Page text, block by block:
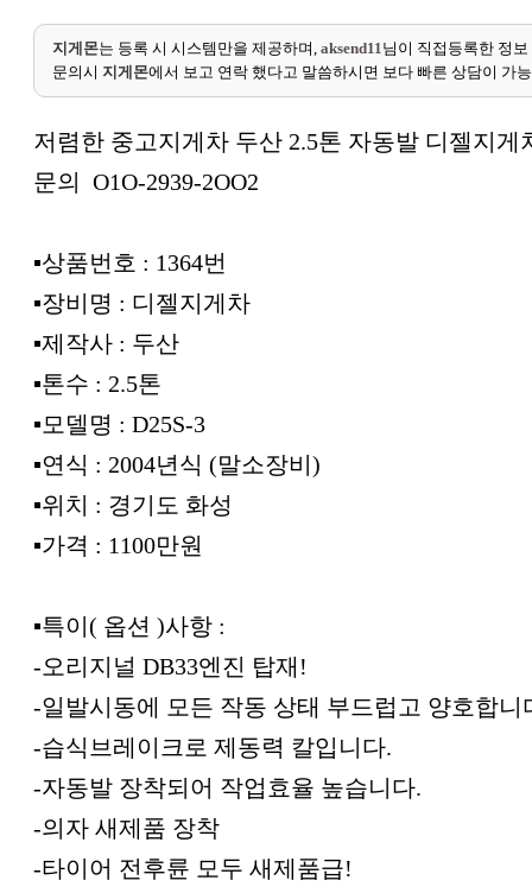
지게몬는 등록 시 시스템만을 제공하며, aksend11 님이 직접등록한 정
문의시 지게몬에서 보고 연락 했다고 말씀하시면 보다 빠른 상담이 가
저렴한 중고지게차 두산 2.5톤 자동발 디젤지게
문의 O1O-2939-2OO2
▪︎상품번호 : 1364번
▪︎장비명 : 디젤지게차
▪︎제작사 : 두산
▪︎톤수 : 2.5톤
▪︎모델명 : D25S-3
▪︎연식 : 2004년식 (말소장비)
▪︎위치 : 경기도 화성
▪︎가격 : 1100만원
▪︎특이( 옵션 )사항 :
-오리지널 DB33엔진 탑재!
-일발시동에 모든 작동 상태 부드럽고 양호합니
-습식브레이크로 제동력 칼입니다.
-자동발 장착되어 작업효율 높습니다.
-의자 새제품 장착
-타이어 전후륜 모두 새제품급!